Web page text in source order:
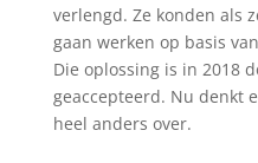
verlengd. Ze konden als
gaan werken op basis
Die oplossing is in 2018
geaccepteerd. Nu denkt
heel anders over.